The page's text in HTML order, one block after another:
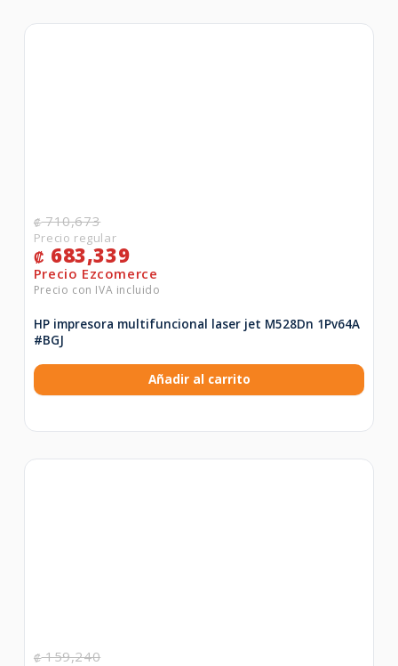
₡710,673
₡ 683,339
HP impresora multifuncional laser jet M528Dn 1Pv64A
#BGJ
Añadir al carrito
₡159,240